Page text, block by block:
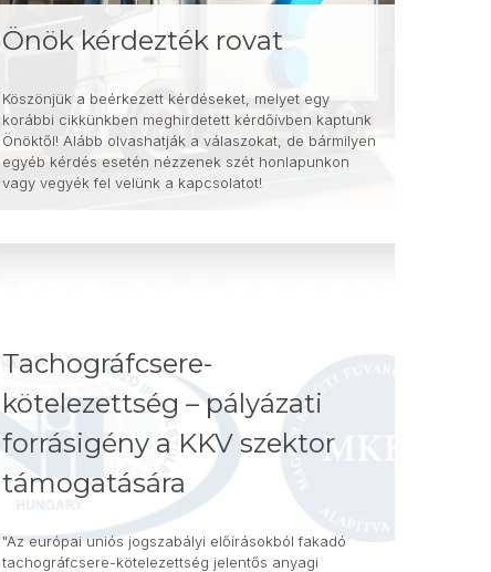
Önök kérdezték rovat
Köszönjük a beérkezett kérdéseket, melyet egy
korábbi cikkünkben meghirdetett kérdőívben kaptunk
Önöktől! Alább olvashatják a válaszokat, de bármilyen
egyéb kérdés esetén nézzenek szét honlapunkon
vagy vegyék fel velünk a kapcsolatot!
Tachográfcsere-
kötelezettség – pályázati
forrásigény a KKV szektor
támogatására
"Az európai uniós jogszabályi előírásokból fakadó
tachográfcsere-kötelezettség jelentős anyagi